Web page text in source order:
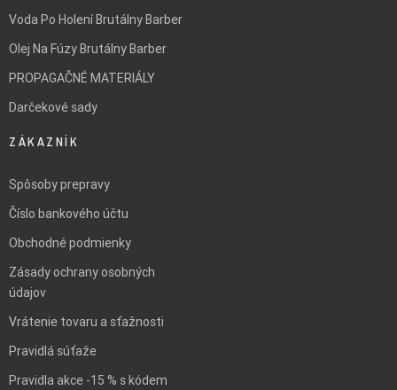
Voda Po Holení Brutálny Barber
Olej Na Fúzy Brutálny Barber
PROPAGAČNÉ MATERIÁLY
Darčekové sady
ZÁKAZNÍK
Spôsoby prepravy
Číslo bankového účtu
Obchodné podmienky
Zásady ochrany osobných
údajov
Vrátenie tovaru a sťažnosti
Pravidlá súťaže
Pravidla akce -15 % s kódem